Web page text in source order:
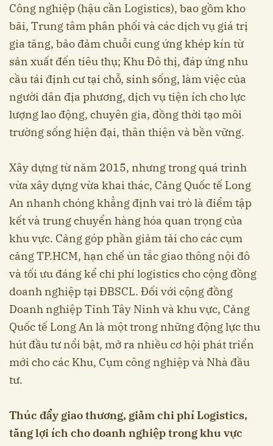
Công nghiệp (hậu cần Logistics), bao gồm kho
bãi, Trung tâm phân phối và các dịch vụ giá trị
gia tăng, bảo đảm chuỗi cung ứng khép kín từ
sản xuất đến tiêu thụ; Khu Đô thị​​, đáp ứng nhu
cầu tái định cư tại chỗ, sinh sống, làm việc của
người dân địa phương, dịch vụ tiện ích cho lực
lượng lao động, chuyên gia, đồng thời tạo môi
trường sống hiện đại, thân thiện và bền vững.
Xây dựng từ năm 2015, nhưng trong quá trình
vừa xây dựng vừa khai thác, Cảng Quốc tế Long
An nhanh chóng khẳng định vai trò là điểm tập
kết và trung chuyển hàng hóa quan trọng của
khu vực. Cảng góp phần giảm tải cho các cụm
cảng TP.HCM, hạn chế ùn tắc giao thông nội đô
và tối ưu đáng kể chi phí logistics cho cộng đồng
doanh nghiệp tại ĐBSCL. Đối với cộng đồng
Doanh nghiệp Tỉnh Tây Ninh và khu vực, Cảng
Quốc tế Long An là một trong những động lực thu
hút đầu tư nổi bật, mở ra nhiều cơ hội phát triển
mới cho các Khu, Cụm công nghiệp và Nhà đầu
tư.
Thúc đẩy giao thương, giảm chi phí Logistics,
tăng lợi ích cho doanh nghiệp trong khu vực